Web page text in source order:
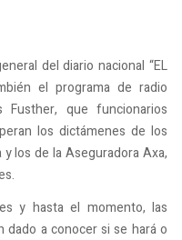
del diario nacional “EL
el programa de radio
Fusther, que funcionarios
los dictámenes de los
los de la Aseguradora Axa,
y hasta el momento, las
a conocer si se hará o